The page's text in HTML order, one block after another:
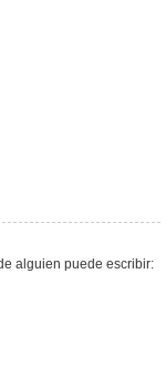
alguien puede escribir: